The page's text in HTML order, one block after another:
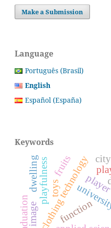
Make a Submission
Language
Português (Brasil)
English
Español (España)
Keywords
clothing technology
function
toys
playfulness
dwelling fruits